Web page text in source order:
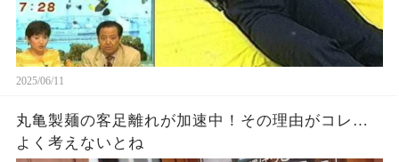
2025/06/11
丸亀製麺の客足離れが加速中！その理由がコレ…
よく考えないとね